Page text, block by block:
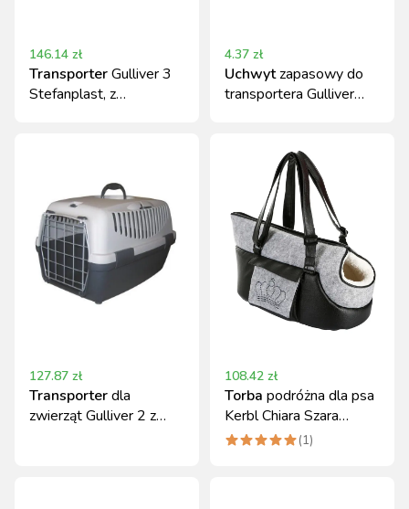
146.14 zł
TransporterGulliver 3
Stefanplast, z
4.37 zł
Uchwytzapasowy do
transportera Gulliver
127.87 zł
Transporterdla
zwierząt Gulliver 2 z
108.42 zł
Torba podróżna dla psa
Kerbl Chiara Szara
40x20x21 cm
(1)